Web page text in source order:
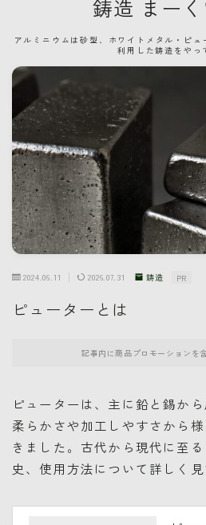
鋳造 まー
アルミニウムは砂型、ホワイトメタル・ピ
利用した鋳造をやっ
2024.06.11 2026.07.31 鋳造 PR
ピューターとは
記事内に商品プロモーションを
ピューターは、主に鉛と錫か
柔らかさや加工しやすさから
きました。古代から現代に至
史、使用方法について詳しく見